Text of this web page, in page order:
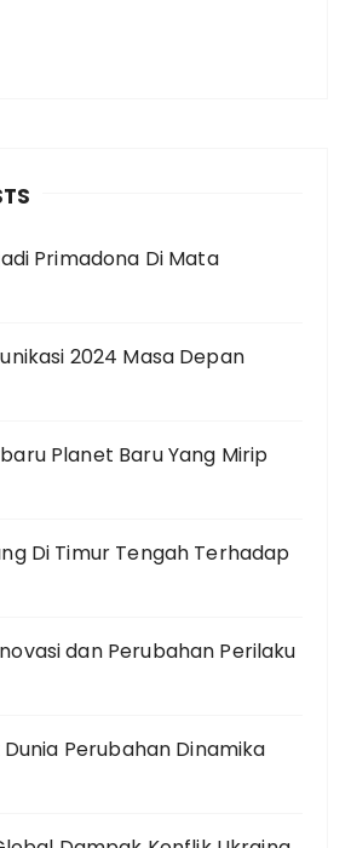
Primadona Di Mata
2024 Masa Depan
Planet Baru Yang Mirip
Di Timur Tengah Terhadap
dan Perubahan Perilaku
Perubahan Dinamika